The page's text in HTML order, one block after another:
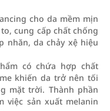
cho da mềm mịn
cung cấp chất chống
nhăn, da chảy xệ hiệu
có chứa hợp chất
khiến da trở nên tối
mặt trời. Thành phần
việc sản xuất melanin